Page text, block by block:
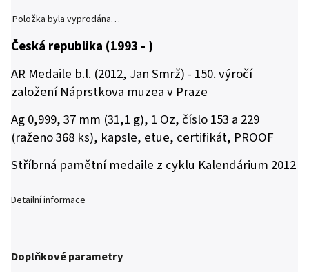
Položka byla vyprodána…
Česká republika (1993 - )
AR Medaile b.l. (2012, Jan Smrž) - 150. výročí
založení Náprstkova muzea v Praze
Ag 0,999, 37 mm (31,1 g), 1 Oz, číslo 153 a 229
(raženo 368 ks), kapsle, etue, certifikát, PROOF
Stříbrná pamětní medaile z cyklu Kalendárium 2012
Detailní informace
Doplňkové parametry